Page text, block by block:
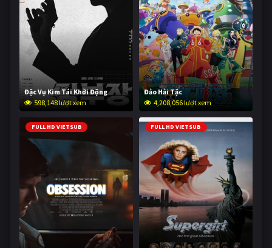
Đặc Vụ Kim Tái Khởi Động
598,148 lượt xem
Đảo Hải Tặc
4,208,056 lượt xem
FULL HD VIETSUB FULL HD VIETSUB